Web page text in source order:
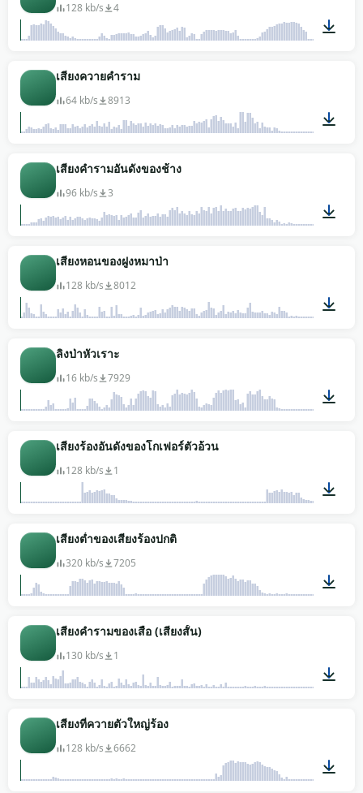
128 kb/s 4
เสียงควายคำราม
64 kb/s 8913
เสียงคำรามอันดังของช้าง
96 kb/s 3
เสียงหอนของฝูงหมาป่า
128 kb/s 8012
ลิงป่าหัวเราะ
16 kb/s 7929
เสียงร้องอันดังของโกเฟอร์ตัวอ้วน
128 kb/s 1
เสียงต่ำของเสียงร้องปกติ
320 kb/s 7205
เสียงคำรามของเสือ (เสียงสั้น)
130 kb/s 1
เสียงที่ควายตัวใหญ่ร้อง
128 kb/s 6662